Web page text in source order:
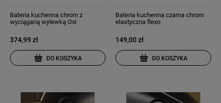
Bateria kuchenna chrom z
wyciąganą wylewką Oxi
374,99 zł
DO KOSZYKA
Bateria kuchenna czarna chrom
elastyczna flexo
149,00 zł
DO KOSZYKA